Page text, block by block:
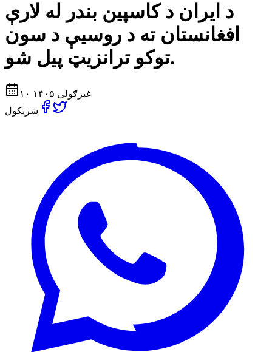
د ایران د کاسپین بندر له لارې
افغانستان ته د روسیې د سون
توکو ترانزیټ پیل شو.
۱۰ غبرګولی ۱۴۰۵
شریکول